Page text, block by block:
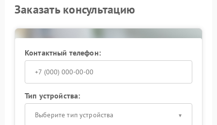
Заказать консультацию
Контактный телефон:
Тип устройства:
Выберите тип устройства